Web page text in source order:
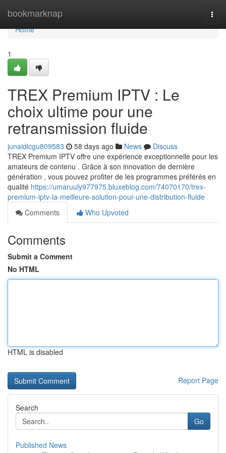
bookmarknap
Home
Home
1
TREX Premium IPTV : Le
choix ultime pour une
retransmission fluide
junaidicgu809583 58 days ago News
Discuss
TREX Premium IPTV offre une expérience exceptionnelle pour les
amateurs de contenu . Grâce à son innovation de dernière
génération , vous pouvez profiter de les programmes préférés en
qualité https://umaruuly977975.bluxeblog.com/74070170/trex-
premium-iptv-la-meilleure-solution-pour-une-distribution-fluide
Comments
Who Upvoted
Comments
Submit a Comment
No HTML
HTML is disabled
Report Page
Search
Go
Published News